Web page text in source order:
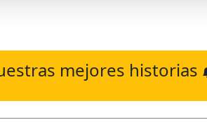
mejores historias